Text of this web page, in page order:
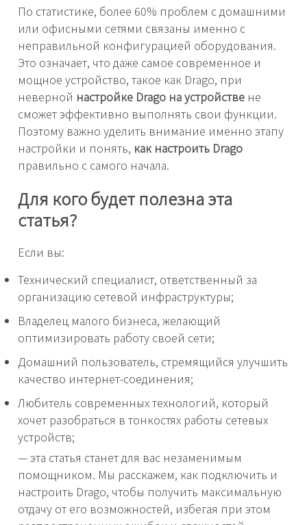
По статистике, более 60% проблем с домашними
или офисными сетями связаны именно с
неправильной конфигурацией оборудования.
Это означает, что даже самое современное и
мощное устройство, такое как Drago, при
неверной настройке Drago на устройстве не
сможет эффективно выполнять свои функции.
Поэтому важно уделить внимание именно этапу
настройки и понять, как настроить Drago
правильно с самого начала.
Для кого будет полезна эта
статья?
Если вы:
Технический специалист, ответственный за
организацию сетевой инфраструктуры;
Владелец малого бизнеса, желающий
оптимизировать работу своей сети;
Домашний пользователь, стремящийся улучшить
качество интернет-соединения;
Любитель современных технологий, который
хочет разобраться в тонкостях работы сетевых
устройств;
— эта статья станет для вас незаменимым
помощником. Мы расскажем, как подключить и
настроить Drago, чтобы получить максимальную
отдачу от его возможностей, избегая при этом